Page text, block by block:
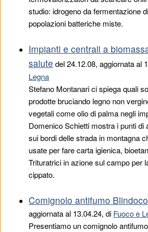
studio: idrogeno da fermentazione
popolazioni batteriche miste.
Impianti e centrali a
salute del24.12.08, aggiornata al
Legna
Stefano Montanari ci spiega quali
prodotte bruciando legno non
vegetali come olio di palma negli
Domenico Schietti mostra i punti di
sui bordi delle strada in montagna
usate per fare carta igienica,
Trituratrici in azione sul campo per
cippato.
Comignolo antifumo
aggiornata al 13.04.24, di Fuoco e
Presentiamo un comignolo